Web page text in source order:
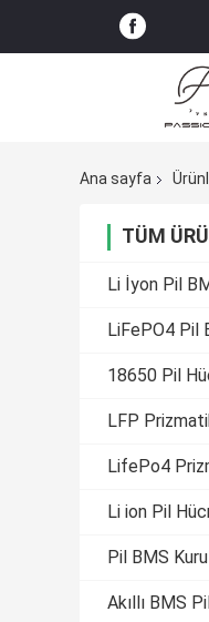
Ana sayfa
TÜM
Li İyon Pil
LiFePO4 Pil
18650 Pil
LFP
LifePo4
Li ion Pil
Pil BMS
Akıllı BMS Pil